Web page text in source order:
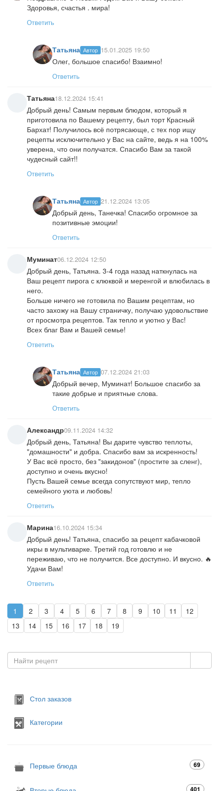
Здоровья, счастья . мира!
Ответить
Татьяна Автор 15.01.2025 19:50
Олег, большое спасибо! Взаимно!
Ответить
Татьяна18.12.2024 15:41
Добрый день! Самым первым блюдом, который я
приготовила по Вашему рецепту, был торт Красный
Бархат! Получилось всё потрясающе, с тех пор ищу
рецепты исключительно у Вас на сайте, ведь я на 100%
уверена, что они получатся. Спасибо Вам за такой
чудесный сайт!!
Ответить
Татьяна Автор 21.12.2024 13:05
Добрый день, Танечка! Спасибо огромное за
позитивные эмоции!
Ответить
Муминат06.12.2024 12:50
Добрый день, Татьяна. 3-4 года назад наткнулась на
Ваш рецепт пирога с клюквой и меренгой и влюбилась в
него.
Больше ничего не готовила по Вашим рецептам, но
часто захожу на Вашу страничку, получаю удовольствие
от просмотра рецептов. Так тепло и уютно у Вас!
Всех благ Вам и Вашей семье!
Ответить
Татьяна Автор 07.12.2024 21:03
Добрый вечер, Муминат! Большое спасибо за
такие добрые и приятные слова.
Ответить
Александр09.11.2024 14:32
Добрый день, Татьяна! Вы дарите чувство теплоты,
"домашности" и добра. Спасибо вам за искренность!
У Вас всё просто, без "закидонов" (простите за сленг),
доступно и очень вкусно!
Пусть Вашей семье всегда сопутствуют мир, тепло
семейного уюта и любовь!
Ответить
Марина16.10.2024 15:34
Добрый день! Татьяна, спасибо за рецепт кабачковой
икры в мультиварке. Третий год готовлю и не
переживаю, что не получится. Все доступно. И вкусно. 🔥
Удачи Вам!
Ответить
1 2 3 4 5 6 7 8 9 10 11
12
13
14 15 16 17 18 19
Стол заказов
Категории
Первые блюда 69
401